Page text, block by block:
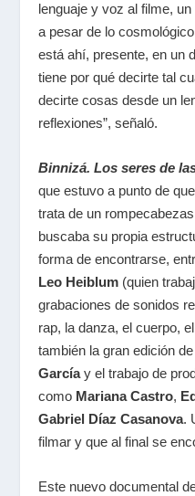
lenguaje y voz al filme,
a pesar de lo
está ahí, presente, en un
tiene por qué decirte tal
decirte cosas desde un
reflexiones”, señaló.
Binnizá. Los seres de
que estuvo a punto de
trata de un
buscaba su propia
forma de encontrarse,
Leo Heiblum (quien
grabaciones de sonidos
rap, la danza, el cuerpo,
también la gran edición de
Garcíay el trabajo de
como Mariana Castro,
Gabriel Díaz Casanova.
filmar y que al final se
Este nuevo documental